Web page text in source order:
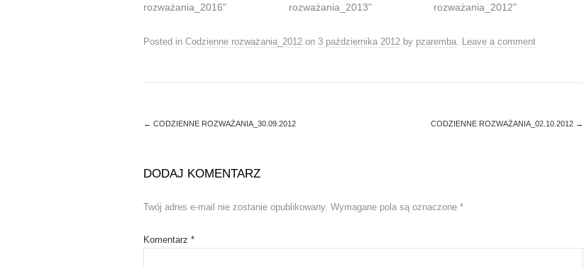
w
t
e
p
i
n
w
i
o
w
a
b
o
O
s
i
w
w
d
o
rozważania_2016"
rozważania_2013"
rozważania_2012"
Posted in Codzienne rozważania_2012 on 3 października 2012 by pzaremba. Leave a comment
← CODZIENNE ROZWAŻANIA_30.09.2012 CODZIENNE ROZWAŻANIA_02.10.2012 →
DODAJ KOMENTARZ
Twój adres e-mail nie zostanie opublikowany. Wymagane pola są oznaczone *
Komentarz *